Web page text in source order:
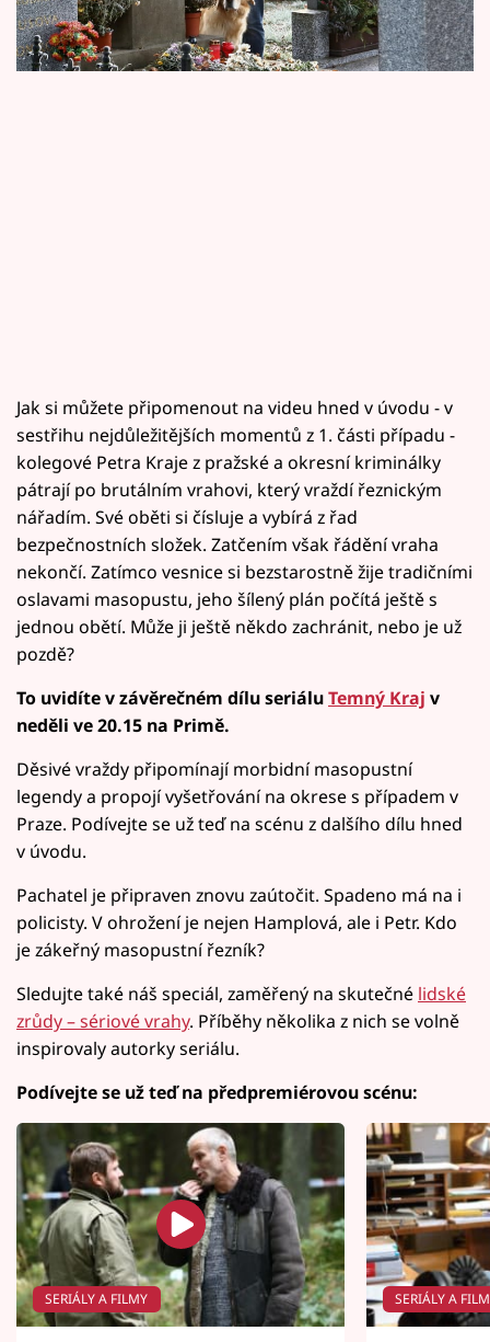
Sledujte prima+
dopadne Petr Kraj? Existuje dokonalá vražda?
Jak si můžete připomenout na videu hned v úvodu - v
sestřihu nejdůležitějších momentů z 1. části případu -
kolegové Petra Kraje z pražské a okresní kriminálky
pátrají po brutálním vrahovi, který vraždí řeznickým
nářadím. Své oběti si čísluje a vybírá z řad
bezpečnostních složek. Zatčením však řádění vraha
nekončí. Zatímco vesnice si bezstarostně žije tradičními
oslavami masopustu, jeho šílený plán počítá ještě s
jednou obětí. Může ji ještě někdo zachránit, nebo je už
pozdě?
To uvidíte v závěrečném dílu seriáluTemný Kraj v
neděli ve 20.15 na Primě.
Děsivé vraždy připomínají morbidní masopustní
legendy a propojí vyšetřování na okrese s případem v
Praze. Podívejte se už teď na scénu z dalšího dílu hned
v úvodu.
Pachatel je připraven znovu zaútočit. Spadeno má na i
policisty. V ohrožení je nejen Hamplová, ale i Petr. Kdo
je zákeřný masopustní řezník?
Sledujte také náš speciál, zaměřený na skutečné lidské
zrůdy – sériové vrahy. Příběhy několika z nich se volně
inspirovaly autorky seriálu.
Podívejte se už teď na předpremiérovou scénu:
SERIÁLY A FILMY SERIÁLY A